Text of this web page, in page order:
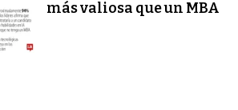
más valiosa que un MBA